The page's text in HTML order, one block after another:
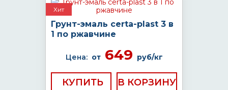
Хит
Грунт-эмаль certa-plast 3 в
1 по ржавчине
Цена: от649 руб/кг
КУПИТЬ